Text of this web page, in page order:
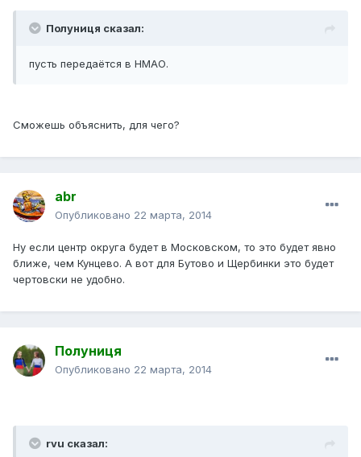
Полуниця сказал:
пусть передаётся в НМАО.
Сможешь объяснить, для чего?
abr
Опубликовано 22 марта, 2014
Ну если центр округа будет в Московском, то это будет явно
ближе, чем Кунцево. А вот для Бутово и Щербинки это будет
чертовски не удобно.
Полуниця
Опубликовано 22 марта, 2014
rvu сказал: